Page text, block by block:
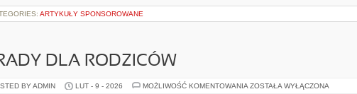
ARTYKUŁY SPONSOROWANE
DLA RODZICÓW
BY ADMIN LUT - 9 - 2026 MOŻLIWOŚĆ KOMENTOWANIA PORADY
ZOSTAŁA WYŁĄCZONA